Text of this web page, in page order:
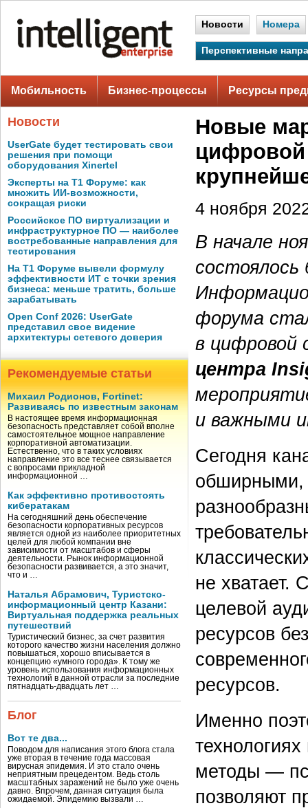
Новости Номера
Перспективные
Мобильность Бизнес-процессы Ресурсы
Новости
UserGate будет тестировать свои
решения при помощи
оборудования Xinertel
Эксперты на Т1 Форуме: как
множить ИИ-возможности,
сокращая риски
Российское ПО виртуализации и
инфраструктурное ПО — наиболее
востребованные направления для
тестирования
На Т1 Форуме вывели формулу
эффективности ИТ с точки зрения
бизнеса: меньше тратить, больше
зарабатывать
Open Conf 2026: UserGate
представил свое видение
архитектуры сетевого доверия
Рекомендуемые статьи
Михаил Родионов, Fortinet:
Развиваясь по известным законам
В настоящее время информационная
безопасность представляет собой вполне
самостоятельное мощное направление
корпоративной автоматизации.
Естественно, что в таких условиях
направление это все теснее связывается
с вопросами прикладной
информационной …
Как эффективно противостоять
кибератакам
На сегодняшний день обеспечение
безопасности корпоративных ресурсов
является одной из наиболее приоритетных
целей для любой компании вне
зависимости от масштабов и сферы
деятельности. Рынок информационной
безопасности развивается, а это значит,
что и …
Наталья Абрамович, Туристско-
информационный центр Казани:
Виртуальная поддержка реальных
путешествий
Туристический бизнес, за счет развития
которого качество жизни населения должно
повышаться, хорошо вписывается в
концепцию «умного города». К тому же
уровень использования информационных
технологий в данной отрасли за последние
пятнадцать-двадцать лет …
Блог
Вот те два...
Поводом для написания этого блога стала
уже вторая в течение года массовая
вирусная эпидемия. И это стало очень
неприятным прецедентом. Ведь столь
масштабных заражений не было уже очень
давно. Впрочем, данная ситуация была
ожидаемой. Эпидемию вызвали …
Новые
цифровой
4 ноября
В начале
форума
в цифровой
центра
и важными
Сегодня
обширными,
не хватает.
целевой
ресурсов
ресурсов.
Именно
методы —
позволяют